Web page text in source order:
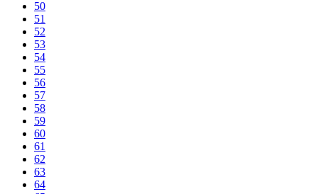
50
51
52
53
54
55
56
57
58
59
60
61
62
63
64